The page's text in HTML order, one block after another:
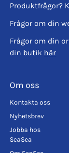
Produktfrågor?
Frågor om din
Frågor om din
din butik här
Om oss
Kontakta oss
Nyhetsbrev
Jobba hos
SeaSea